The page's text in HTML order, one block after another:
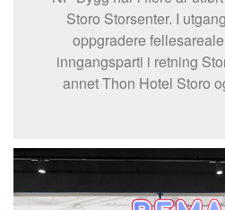
Storo Storsenter. I
oppgradere
inngangsparti i retning
annet Thon Hotel Storo